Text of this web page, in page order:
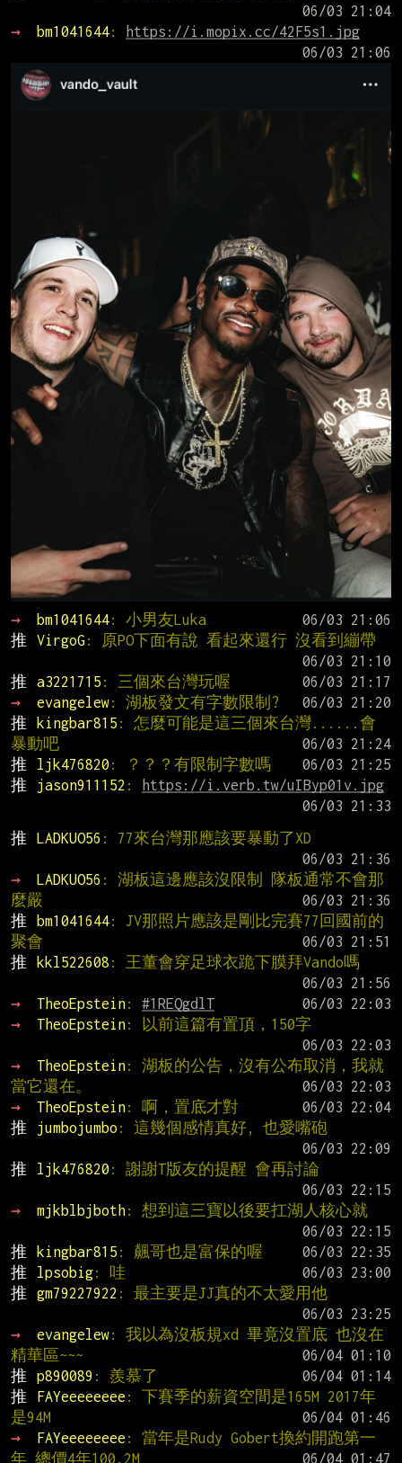
→
bm1041644:
https://i.mopix.cc/42F5s1.jpg
→ bm1041644: 小男友Luka
推
VirgoG: 原PO下面有說 看起來還行 沒看到繃帶
推
a3221715 : 三個來台灣玩喔
→
evangelew: 湖板發文有字數限制?
推
kingbar815 : 怎麼可能是這三個來台灣......會
暴動吧
推
ljk476820 : ？？？有限制字數嗎
推
jason911152 :
https://i.verb.tw/uIByp01v.jpg
推
LADKUO56 : 77來台灣那應該要暴動了XD
→
LADKUO56 : 湖板這邊應該沒限制 隊板通常不會那
麼嚴
推
bm1041644: JV那照片應該是剛比完賽77回國前的
聚會
推
kkl522608 : 王董會穿足球衣跪下膜拜Vando嗎
→
TheoEpstein: #1REQgdlT
→
TheoEpstein: 以前這篇有置頂，150字
→
TheoEpstein: 湖板的公告，沒有公布取消，我就
當它還在。
→
TheoEpstein: 啊，置底才對
推
jumbojumbo : 這幾個感情真好, 也愛嘴砲
推
ljk476820 : 謝謝T版友的提醒 會再討論
→
mjkblbjboth: 想到這三寶以後要扛湖人核心就
推
kingbar815 : 飆哥也是富保的喔
推
lpsobig: 哇
推
gm79227922 : 最主要是JJ真的不太愛用他
→
evangelew: 我以為沒板規xd 畢竟沒置底 也沒在
精華區~~~
推
p890089 : 羨慕了
推
FAYeeeeeeee : 下賽季的薪資空間是165M 2017年
是94M
→
FAYeeeeeeee : 當年是Rudy Gobert換約開跑第一
年 總價4年100.2M